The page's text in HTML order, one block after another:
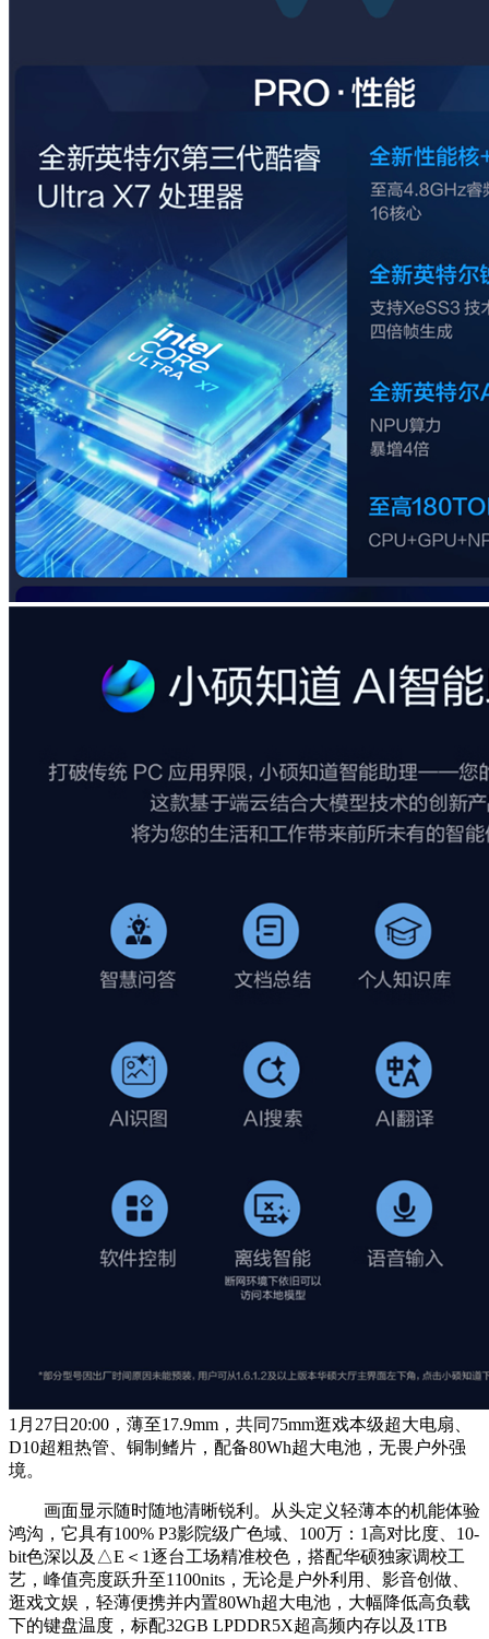
1月27日20:00，薄至17.9mm，共同75mm逛戏本级超大电扇、
D10超粗热管、铜制鳍片，配备80Wh超大电池，无畏户外强
境。
画面显示随时随地清晰锐利。从头定义轻薄本的机能体验
鸿沟，它具有100% P3影院级广色域、100万：1高对比度、10-
bit色深以及△E＜1逐台工场精准校色，搭配华硕独家调校工
艺，峰值亮度跃升至1100nits，无论是户外利用、影音创做、
逛戏文娱，轻薄便携并内置80Wh超大电池，大幅降低高负载
下的键盘温度，标配32GB LPDDR5X超高频内存以及1TB